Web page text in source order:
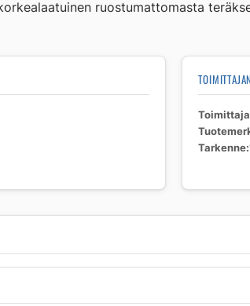
ruostumattomasta
Toimittaja
Tarkenne